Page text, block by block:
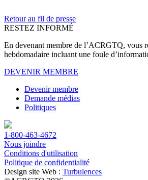
Retour au fil de presse
RESTEZ INFORMÉ
En devenant membre de l’ACRGTQ, vous
hebdomadaire incluant une foule
DEVENIR MEMBRE
Devenir membre
Demande médias
Politiques
1-800-463-4672
Nous joindre
Conditions d'utilisation
Politique de confidentialité
Design site Web : Turbulences